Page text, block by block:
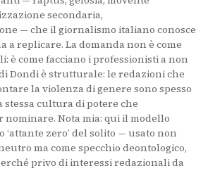
secondaria,
— che il giornalismo italiano conosce
a replicare. La domanda non è come
è come facciano i professionisti a non
Dondi è strutturale: le redazioni che
la violenza di genere sono spesso
cultura di potere che
nominare. Nota mia: qui il modello
‘attante zero’ del solito — usato non
ma come specchio deontologico,
privo di interessi redazionali da